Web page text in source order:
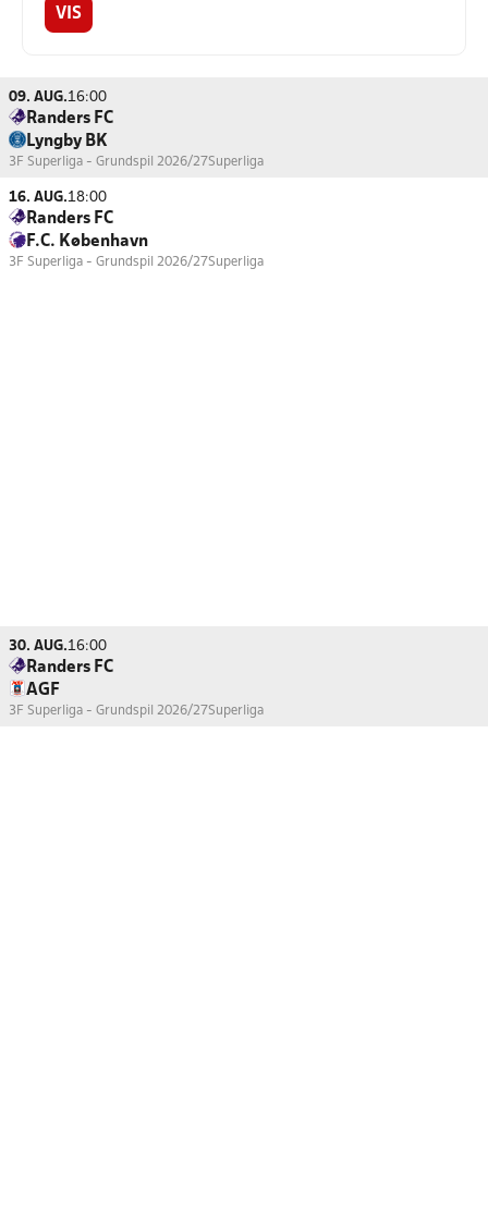
VIS
09. AUG.16:00
Randers FC
Lyngby BK
3F Superliga - Grundspil 2026/27Superliga
16. AUG.18:00
Randers FC
F.C. København
3F Superliga - Grundspil 2026/27Superliga
30. AUG.16:00
Randers FC
AGF
3F Superliga - Grundspil 2026/27Superliga